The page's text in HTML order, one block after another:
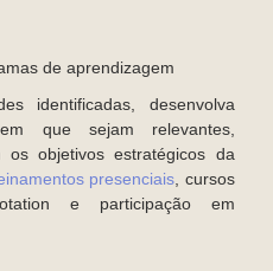
de aprendizagem
identificadas, desenvolva
que sejam relevantes,
objetivos estratégicos da
presenciais , cursos
e participação em